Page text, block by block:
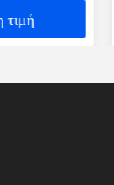
τιμή